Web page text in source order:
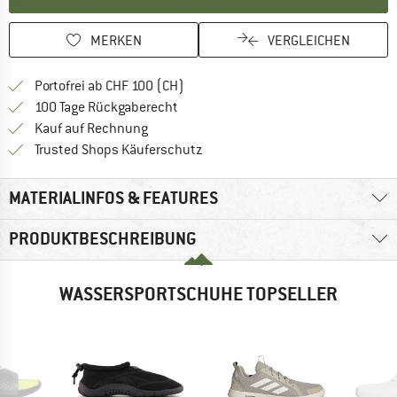
MERKEN VERGLEICHEN
Portofrei ab CHF 100 (CH)
100 Tage Rückgaberecht
Kauf auf RechnungFinde die Zahlungs-Infos hier! Öffnet
Trusted Shops Käuferschutz
MATERIALINFOS & FEATURES
PRODUKTBESCHREIBUNG
WASSERSPORTSCHUHE TOPSELLER